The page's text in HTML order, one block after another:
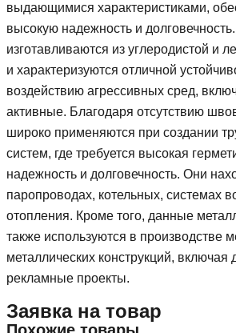
выдающимися характеристиками,
высокую надежность и
изготавливаются из углеродистой и
и характеризуются отличной
воздействию агрессивных сред,
активные. Благодаря отсутствию
широко применяются при создании
систем, где требуется высокая
надежность и долговечность. Они
паропроводах, котельных, системах
отопления. Кроме того, данные
также используются в производстве
металлических конструкций, включая
рекламные проекты.
Заявка на товар